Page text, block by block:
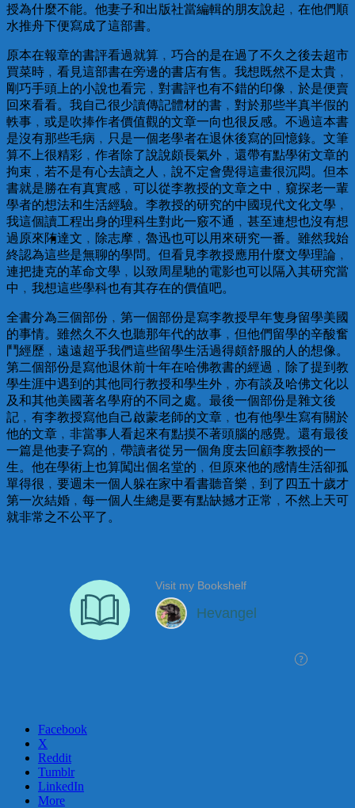
授為什麼不能。他妻子和出版社當編輯的朋友說起﹐在他們順
水推舟下便寫成了這部書。
原本在報章的書評看過就算﹐巧合的是在過了不久之後去超市
買菜時﹐看見這部書在旁邊的書店有售。我想既然不是太貴﹐
剛巧手頭上的小說也看完﹐對書評也有不錯的印像﹐於是便賣
回來看看。我自己很少讀傳記體材的書﹐對於那些半真半假的
軼事﹐或是吹捧作者價值觀的文章一向也很反感。不過這本書
是沒有那些毛病﹐只是一個老學者在退休後寫的回憶錄。文筆
算不上很精彩﹐作者除了說說頗長氣外﹐還帶有點學術文章的
拘束﹐若不是有心去讀之人﹐說不定會覺得這畫很沉悶。但本
書就是勝在有真實感﹐可以從李教授的文章之中﹐窺探老一輩
學者的想法和生活經驗。李教授的研究的中國現代文化文學﹐
我這個讀工程出身的理科生對此一竅不通﹐甚至連想也沒有想
過原來陏達文﹐除志摩﹐魯迅也可以用來研究一番。雖然我始
終認為這些是無聊的學問。但看見李教授應用什麼文學理論﹐
連把捷克的革命文學﹐以致周星馳的電影也可以隔入其研究當
中﹐我想這些學科也有其存在的價值吧。
全書分為三個部份﹐第一個部份是寫李教授早年隻身留學美國
的事情。雖然久不久也聽那年代的故事﹐但他們留學的辛酸奮
鬥經歷﹐遠遠超乎我們這些留學生活過得頗舒服的人的想像。
第二個部份是寫他退休前十年在哈佛教書的經過﹐除了提到教
學生涯中遇到的其他同行教授和學生外﹐亦有談及哈佛文化以
及和其他美國著名學府的不同之處。最後一個部份是雜文後
記﹐有李教授寫他自己啟蒙老師的文章﹐也有他學生寫有關於
他的文章﹐非當事人看起來有點摸不著頭腦的感覺。還有最後
一篇是他妻子寫的﹐帶讀者從另一個角度去回顧李教授的一
生。他在學術上也算闖出個名堂的﹐但原來他的感情生活卻孤
單得很﹐要週未一個人躲在家中看書聽音樂﹐到了四五十歲才
第一次結婚﹐每一個人生總是要有點缺撼才正常﹐不然上天可
就非常之不公平了。
Facebook
X
Reddit
Tumblr
LinkedIn
More